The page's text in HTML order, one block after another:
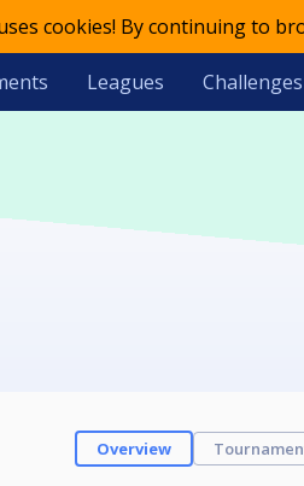
cookies! By continuing to
Leagues Challenges
Overview